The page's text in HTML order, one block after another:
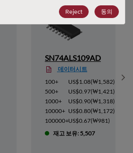
SN74ALS109AD
데이터시트
100+
US$1.08(₩1,582)
500+
US$0.97(₩1,421)
1000+
US$0.90(₩1,318)
10000+ US$0.80(₩1,172)
100000+US$0.67(₩981)
재고 보유: 5,507
Reject 동의